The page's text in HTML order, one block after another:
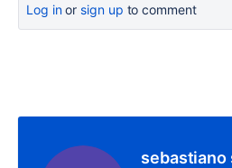
Log inor sign up to comment
sebastiano